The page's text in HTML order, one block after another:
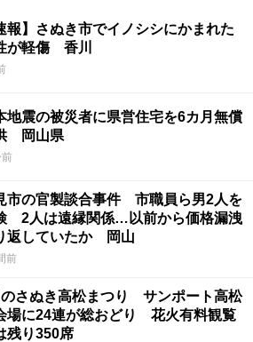
報】さぬき市でイノシシにかまれた
が軽傷 香川
地震の被災者に県営住宅を6カ月無償
岡山県
市の官製談合事件 市職員ら男2人を
2人は遠縁関係…以前から価格漏洩
返していたか 岡山
前
さぬき高松まつり サンポート高松
場に24連が総おどり 花火有料観覧
残り350席